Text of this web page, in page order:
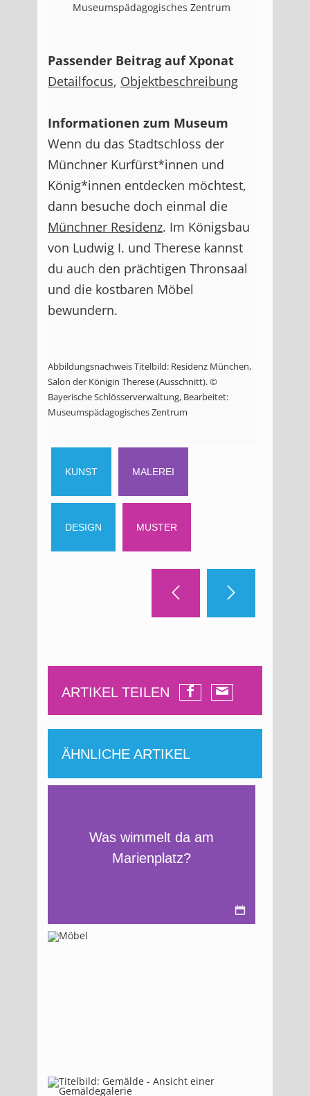
Museumspädagogisches Zentrum
Passender Beitrag auf Xponat
Detailfocus, Objektbeschreibung
Informationen zum Museum
Wenn du das Stadtschloss der
Münchner Kurfürst*innen und
König*innen entdecken möchtest,
dann besuche doch einmal die
Münchner Residenz. Im Königsbau
von Ludwig I. und Therese kannst
du auch den prächtigen Thronsaal
und die kostbaren Möbel
bewundern.
Abbildungsnachweis Titelbild: Residenz München,
Salon der Königin Therese (Ausschnitt). ©
Bayerische Schlösserverwaltung, Bearbeitet:
Museumspädagogisches Zentrum
KUNST MALEREI
DESIGN MUSTER
ARTIKEL TEILEN
ÄHNLICHE ARTIKEL
Was wimmelt da am
Marienplatz?